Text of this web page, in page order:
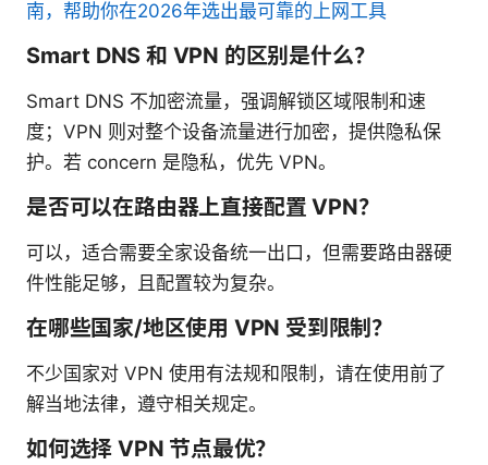
南，帮助你在2026年选出最可靠的上网工具
Smart DNS 和 VPN 的区别是什么？
Smart DNS 不加密流量，强调解锁区域限制和速
度；VPN 则对整个设备流量进行加密，提供隐私保
护。若 concern 是隐私，优先 VPN。
是否可以在路由器上直接配置 VPN？
可以，适合需要全家设备统一出口，但需要路由器硬
件性能足够，且配置较为复杂。
在哪些国家/地区使用 VPN 受到限制？
不少国家对 VPN 使用有法规和限制，请在使用前了
解当地法律，遵守相关规定。
如何选择 VPN 节点最优？